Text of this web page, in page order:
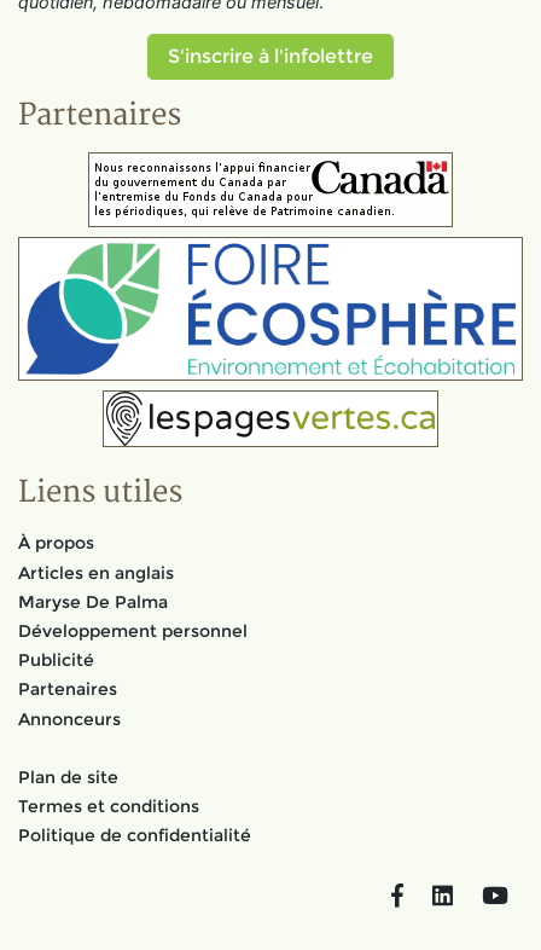
S'inscrire à l'infolettre
Partenaires
Liens utiles
À propos
Articles en anglais
Maryse De Palma
Développement personnel
Publicité
Partenaires
Annonceurs
Plan de site
Termes et conditions
Politique de confidentialité
FacebookLinkedIn